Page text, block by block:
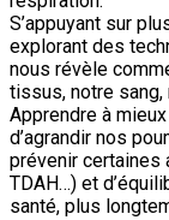
S’appuyant sur
explorant des
nous révèle
tissus, notre sang,
Apprendre à
d’agrandir nos
prévenir certaines
TDAH…) et
santé, plus